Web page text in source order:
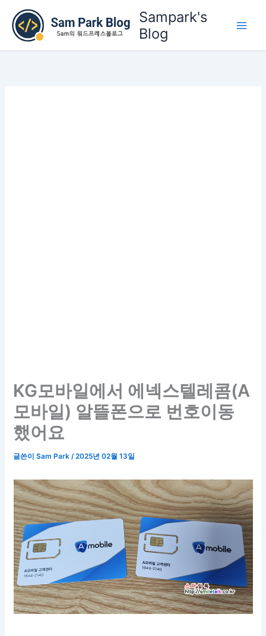
로
Sampark's
Blog
KG모바일에서 에넥스텔레콤(A
모바일) 알뜰폰으로 번호이동
했어요
글쓴이Sam Park/2025년 02월 13일